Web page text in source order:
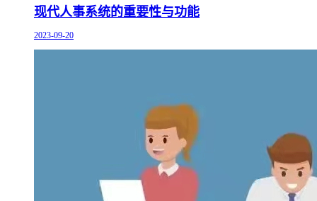
现代人事系统的重要性与功能
2023-09-20